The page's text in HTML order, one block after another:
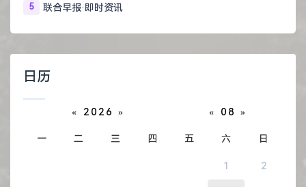
5 联合早报·即时资讯
日历
« 2026 » « 08 »
一 二 三 四 五 六 日
1 2